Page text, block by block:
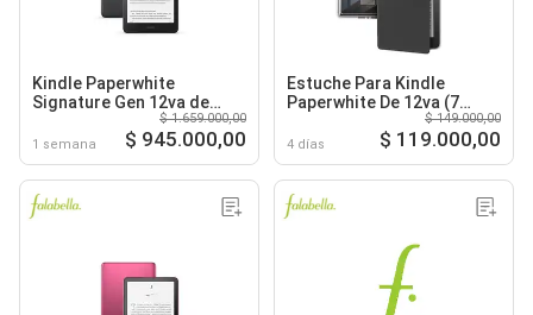
Kindle Paperwhite
Signature Gen 12va de
32Gb 7 Pulgadas Negro
1 semana
$ 1.659.000,00
$ 945.000,00
Estuche Para Kindle
Paperwhite De 12va (7
Pulgadas) Negro + Correa
de la mano
4 días
$ 149.000,00
$ 119.000,00